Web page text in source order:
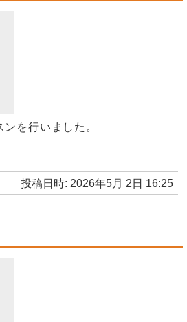
を行いました。
投稿日時: 2026年5月 2日 16:25